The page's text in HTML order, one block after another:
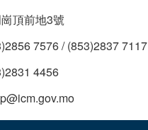
頂前地3號
7576 / (853)2837 7117
4456